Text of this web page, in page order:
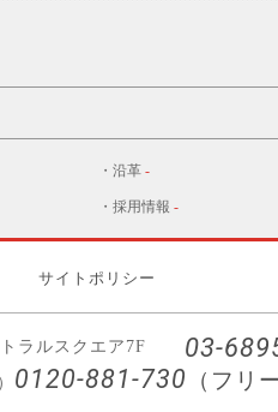
・沿革 -
・採用情報 -
サイトポリシー
ラルスクエア7F 03-
0120-881-730 （フリ